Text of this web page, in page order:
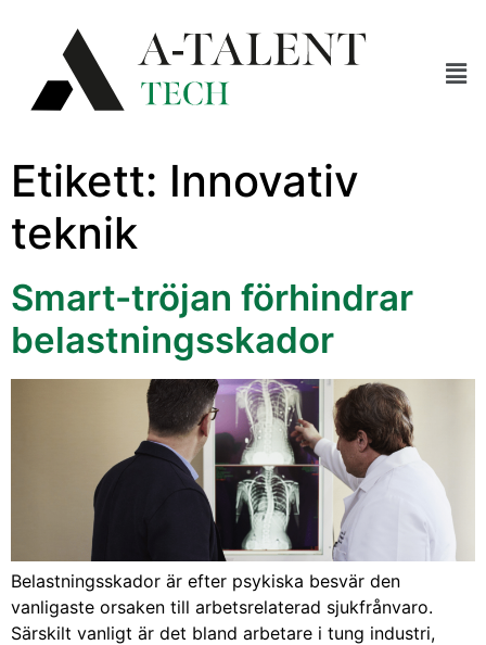
Etikett: Innovativ
teknik
Smart-tröjan förhindrar
belastningsskador
Belastningsskador är efter psykiska besvär den
vanligaste orsaken till arbetsrelaterad sjukfrånvaro.
Särskilt vanligt är det bland arbetare i tung industri,